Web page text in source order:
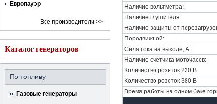
Европауэр
Все производители >>
Каталог генераторов
По топливу
Газовые генераторы
Наличие вольтметра:
Наличие глушителя:
Наличие защиты от
Передвижной:
Сила тока на выходе, A:
Наличие счетчика моточасов:
Количество розеток 220 В
Количество розеток 380 В
Время работы на одном баке